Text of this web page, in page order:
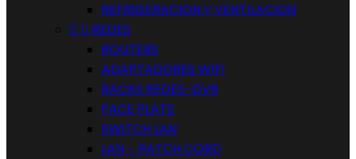
REFRIGERACION Y VENTILACION
  REDES
ROUTERS
ADAPTADORES WIFI
RACKS REDES-DVR
FACE PLATE
SWITCH LAN
LAN - PATCH CORD